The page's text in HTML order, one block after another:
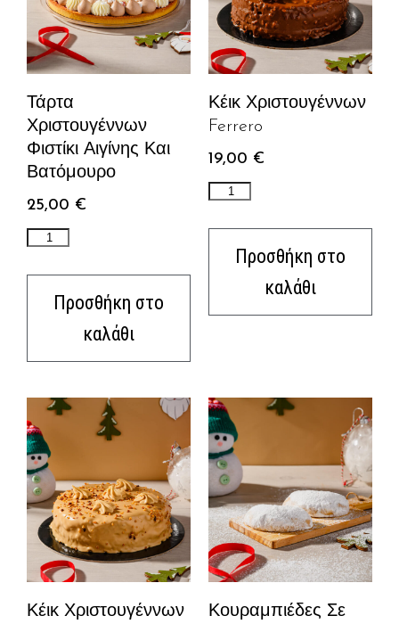
Τάρτα
Χριστουγέννων
Φιστίκι Αιγίνης Και
Βατόμουρο
25,00 €
Προσθήκη στο
καλάθι
Κέικ Χριστουγέννων
Ferrero
19,00 €
Προσθήκη στο
καλάθι
Κέικ Χριστουγέννων
Κουραμπιέδες Σε